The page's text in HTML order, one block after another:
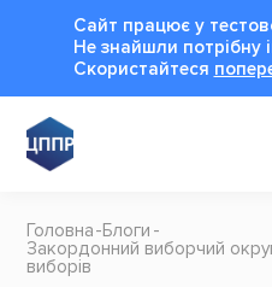
Сайт працює у
Не знайшли потрібну
Cкористайтеся
Головна Блоги
Закордонний виборчий
виборів